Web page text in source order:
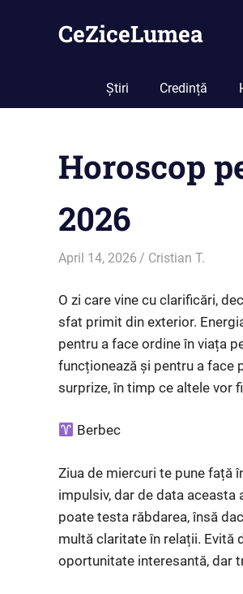
CeZiceLumea
Știri Credință
Horoscop
2026
April 14, 2026 Cristian T.
O zi care vine cu clarificări,
sfat primit din exterior.
pentru a face ordine în viața
funcționează și pentru a face
surprize, în timp ce altele vor
Berbec
Ziua de miercuri te pune față
impulsiv, dar de data aceasta
poate testa răbdarea, însă
multă claritate în relații. Evită
oportunitate interesantă, dar